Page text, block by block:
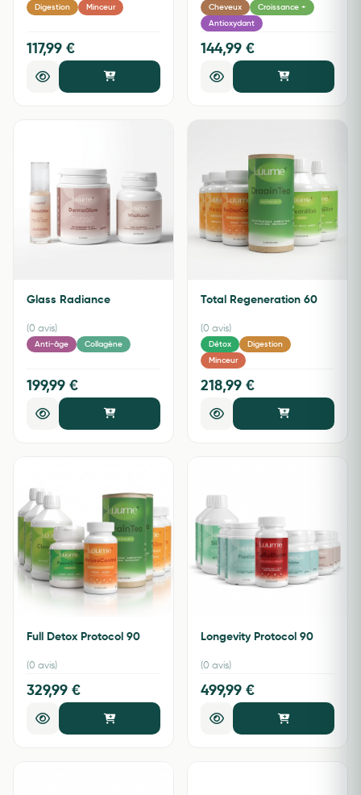
Digestion Minceur
117,99 €
Cheveux
Croissance +
Antioxydant
144,99 €
Glass Radiance
(0 avis)
Anti-âge Collagène
199,99 €
Total Regeneration 60
(0 avis)
Détox
Digestion
Minceur
218,99 €
Full Detox Protocol 90
(0 avis)
329,99 €
Longevity Protocol 90
(0 avis)
499,99 €